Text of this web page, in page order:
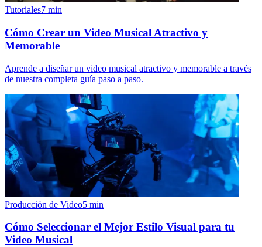
Tutoriales7 min
Cómo Crear un Video Musical Atractivo y
Memorable
Aprende a diseñar un video musical atractivo y memorable a través
de nuestra completa guía paso a paso.
Producción de Video5 min
Cómo Seleccionar el Mejor Estilo Visual para tu
Video Musical